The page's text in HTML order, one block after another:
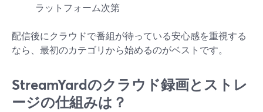
ラットフォーム次第
配信後にクラウドで番組が待っている安心感を重視する
なら、最初のカテゴリから始めるのがベストです。
StreamYardのクラウド録画とストレ
ージの仕組みは？